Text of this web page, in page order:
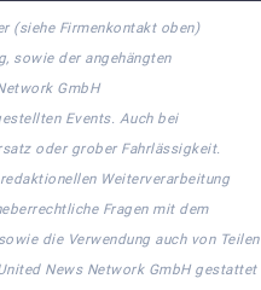
(siehe Firmenkontakt oben)
sowie der angehängten
GmbH
Events. Auch bei
oder grober Fahrlässigkeit.
Weiterverarbeitung
Fragen mit dem
die Verwendung auch von Teilen
News Network GmbH gestattet